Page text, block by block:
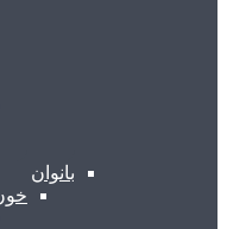
بانوان
خون